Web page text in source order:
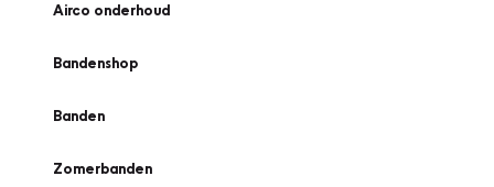
Airco onderhoud
Bandenshop
Banden
Zomerbanden